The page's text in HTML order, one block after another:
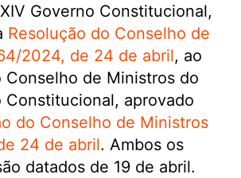
Governo Constitucional,
Resolução do Conselho de
2024, de 24 de abril, ao
Conselho de Ministros do
Constitucional, aprovado
do Conselho de Ministros
24 de abril. Ambos os
datados de 19 de abril.